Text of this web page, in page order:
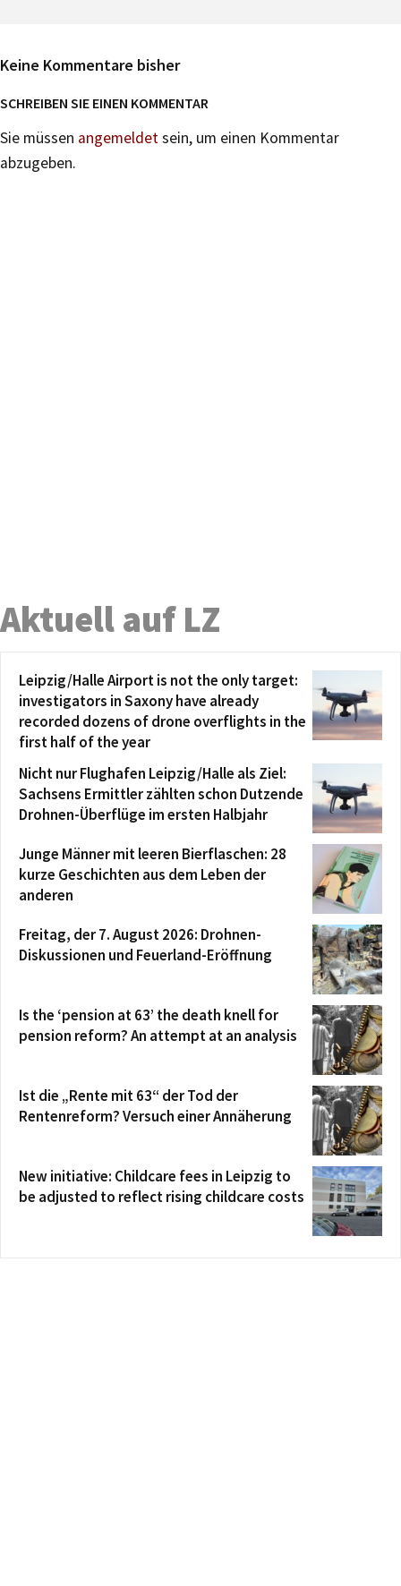
Keine Kommentare bisher
SCHREIBEN SIE EINEN KOMMENTAR
Sie müssen angemeldetsein, um einen Kommentar
abzugeben.
Aktuell auf LZ
Leipzig/Halle Airport is not the only target:
investigators in Saxony have already
recorded dozens of drone overflights in the
first half of the year
Nicht nur Flughafen Leipzig/Halle als Ziel:
Sachsens Ermittler zählten schon Dutzende
Drohnen-Überflüge im ersten Halbjahr
Junge Männer mit leeren Bierflaschen: 28
kurze Geschichten aus dem Leben der
anderen
Freitag, der 7. August 2026: Drohnen-
Diskussionen und Feuerland-Eröffnung
Is the ‘pension at 63’ the death knell for
pension reform? An attempt at an analysis
Ist die „Rente mit 63“ der Tod der
Rentenreform? Versuch einer Annäherung
New initiative: Childcare fees in Leipzig to
be adjusted to reflect rising childcare costs